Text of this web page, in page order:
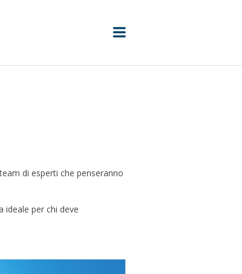
di esperti che penseranno
ideale per chi deve